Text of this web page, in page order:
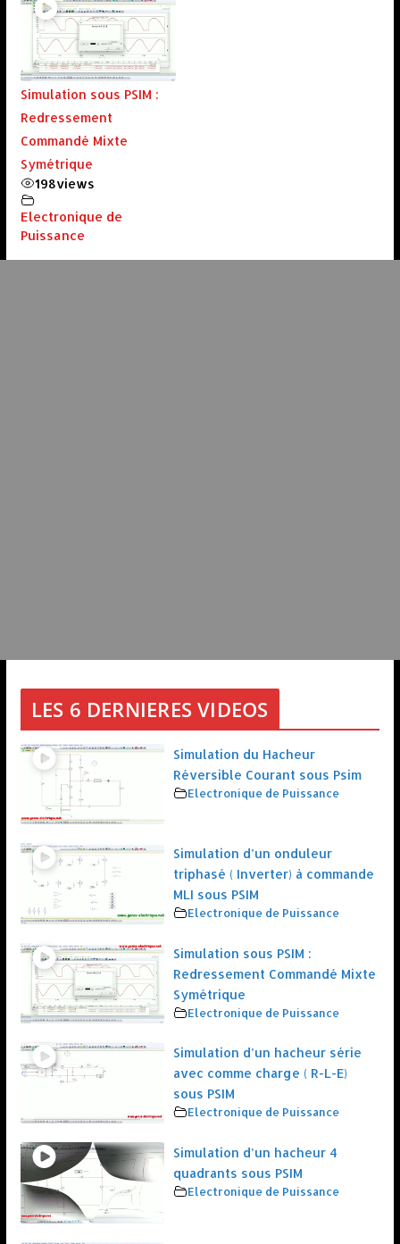
Simulation sous PSIM :
Redressement
Commandé Mixte
Symétrique
198views
Electronique de
Puissance
LES 6 DERNIERES VIDEOS
Simulation du Hacheur
Réversible Courant sous Psim
Electronique de Puissance
Simulation d’un onduleur
triphasé ( Inverter) à commande
MLI sous PSIM
Electronique de Puissance
Simulation sous PSIM :
Redressement Commandé Mixte
Symétrique
Electronique de Puissance
Simulation d’un hacheur série
avec comme charge ( R-L-E)
sous PSIM
Electronique de Puissance
Simulation d’un hacheur 4
quadrants sous PSIM
Electronique de Puissance